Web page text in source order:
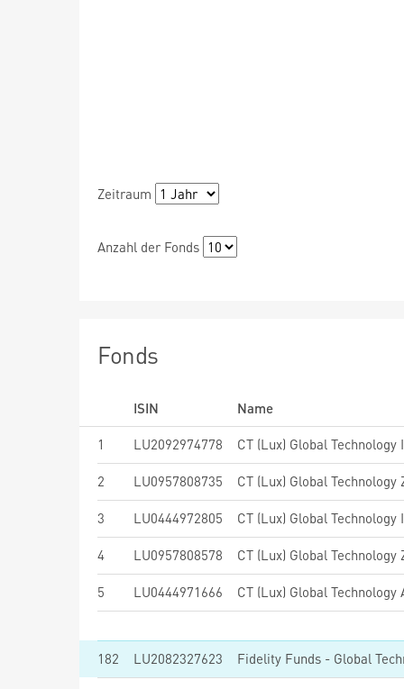
Zeitraum
Anzahl der Fonds
Fonds
ISIN
Name
1
LU2092974778 CT (Lux) Global Technology
2 LU0957808735 CT (Lux) Global Technology
3 LU0444972805 CT (Lux) Global Technology
4 LU0957808578 CT (Lux) Global Technology
5 LU0444971666 CT (Lux) Global Technology
182 LU2082327623